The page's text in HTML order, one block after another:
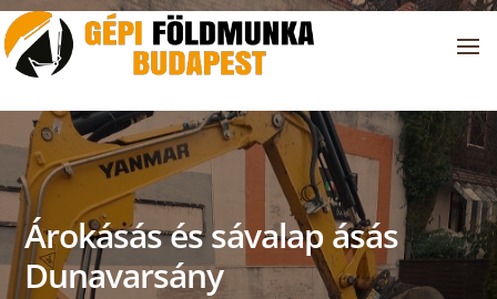
Árokásás és sávalap ásás
Dunavarsány